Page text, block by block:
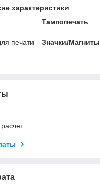
характеристики
Тампопечать
печати Значки/Магниты